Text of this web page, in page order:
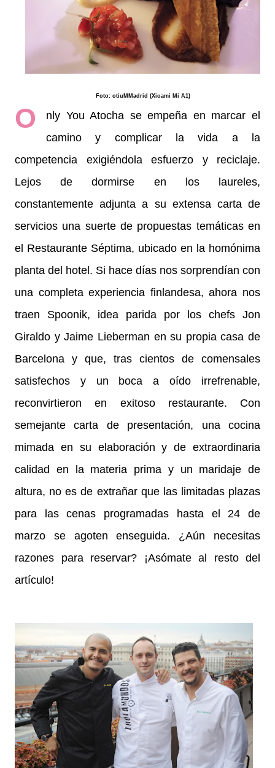
Foto: otiuMMadrid (Xioami Mi A1)
O
nly You Atocha se empeña en marcar el
camino y complicar la vida a la
competencia exigiéndola esfuerzo y reciclaje.
Lejos de dormirse en los laureles,
constantemente adjunta a su extensa carta de
servicios una suerte de propuestas temáticas en
el Restaurante Séptima, ubicado en la homónima
planta del hotel. Si hace días nos sorprendían con
una completa experiencia finlandesa, ahora nos
traen Spoonik, idea parida por los chefs Jon
Giraldo y Jaime Lieberman en su propia casa de
Barcelona y que, tras cientos de comensales
satisfechos y un boca a oído irrefrenable,
reconvirtieron en exitoso restaurante. Con
semejante carta de presentación, una cocina
mimada en su elaboración y de extraordinaria
calidad en la materia prima y un maridaje de
altura, no es de extrañar que las limitadas plazas
para las cenas programadas hasta el 24 de
marzo se agoten enseguida. ¿Aún necesitas
razones para reservar? ¡Asómate al resto del
artículo!